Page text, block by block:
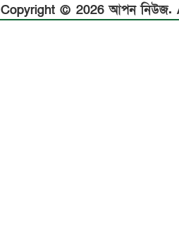
Copyright © 2026 আপন নিউজ.